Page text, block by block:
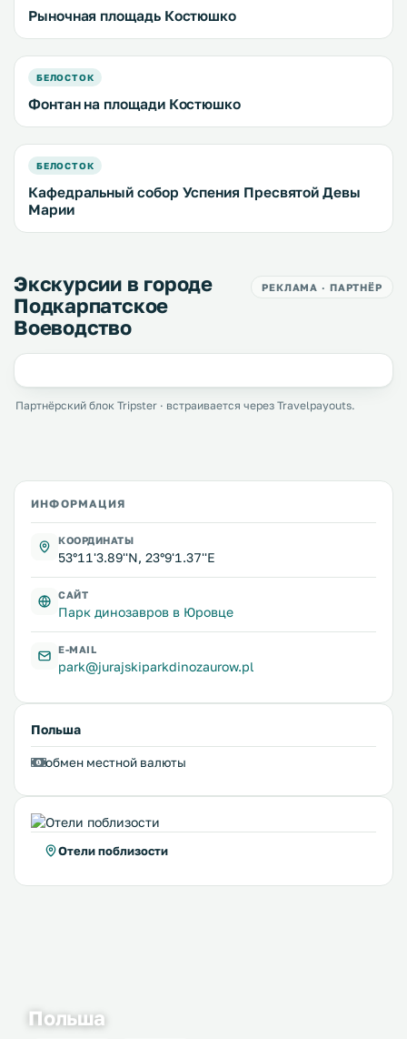
Рыночная площадь Костюшко
БЕЛОСТОК
Фонтан на площади Костюшко
БЕЛОСТОК
Кафедральный собор Успения Пресвятой Девы
Марии
Экскурсии в городе
Подкарпатское
Воеводство
РЕКЛАМА · ПАРТНЁР
Партнёрский блок Tripster · встраивается через Travelpayouts.
ИНФОРМАЦИЯ
КООРДИНАТЫ
53°11'3.89''N, 23°9'1.37''E
САЙТ
Парк динозавров в Юровце
E-MAIL
park@jurajskiparkdinozaurow.pl
Польша
обмен местной валюты
Отели поблизости
Польша